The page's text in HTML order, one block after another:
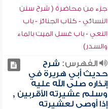
جزء من محاضرة ( شرح سنن
النسائي - كتاب الجنائز - باب
النعي - باب غسل الميت بالماء
والسدر)
الفهرس: شرح
حديث أبي هريرة في
إنذاره صلى الله عليه
وسلم عشيرته الأقربين ,
إذا أوصى لعشيرته